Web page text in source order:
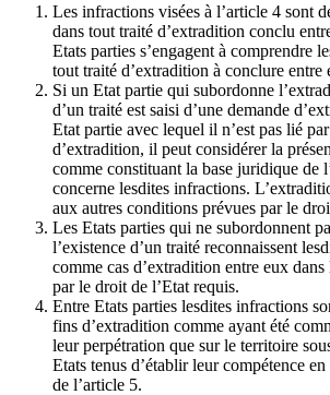
Les infractions visées à l’article 4 sont
dans tout traité d’extradition conclu
Etats parties s’engagent à comprendre
tout traité d’extradition à conclure entre
Si un Etat partie qui subordonne
d’un traité est saisi d’une demande
Etat partie avec lequel il n’est pas lié
d’extradition, il peut considérer la
comme constituant la base juridique de
concerne lesdites infractions.
aux autres conditions prévues par le
Les Etats parties qui ne subordonnent
l’existence d’un traité reconnaissent
comme cas d’extradition entre eux
par le droit de l’Etat requis.
Entre Etats parties lesdites infractions
fins d’extradition comme ayant été
leur perpétration que sur le territoire
Etats tenus d’établir leur compétence
de l’article 5.